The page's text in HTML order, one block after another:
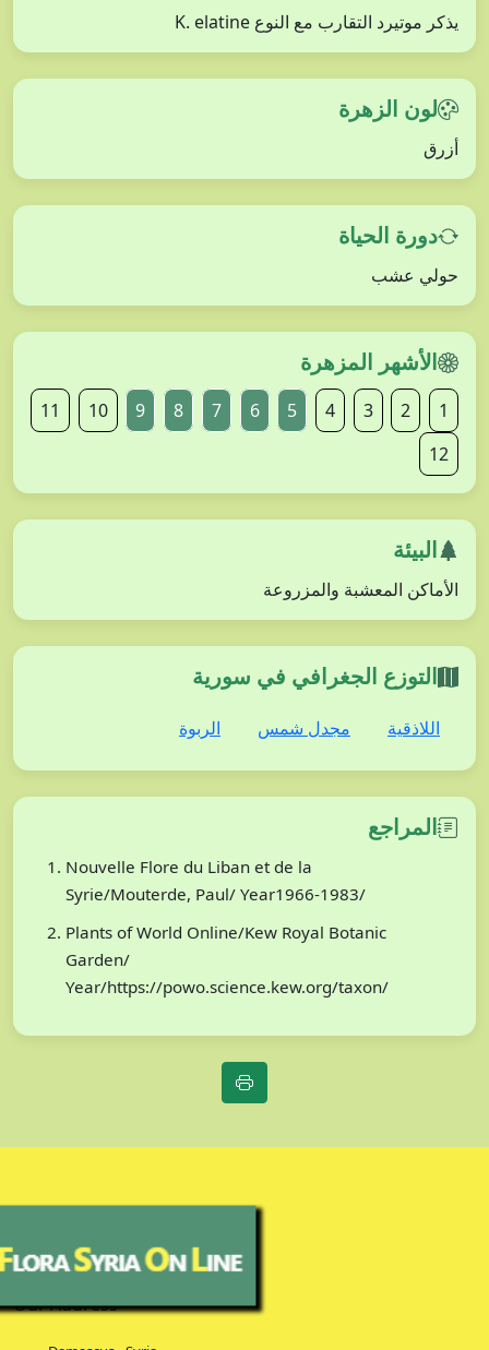
يذكر موتيرد التقارب مع النوع K. elatine
لون الزهرة
أزرق
دورة الحياة
حولي عشب
الأشهر المزهرة
1
2
3
4
5
6
7
8
9
10
11
12
البيئة
الأماكن المعشبة والمزروعة
التوزع الجغرافي في سورية
اللاذقية مجدل شمس الربوة
المراجع
Nouvelle Flore du Liban et de la
Syrie/Mouterde, Paul/ Year1966-1983/
Plants of World Online/Kew Royal Botanic
Garden/
Year/https://powo.science.kew.org/taxon/
Our Address